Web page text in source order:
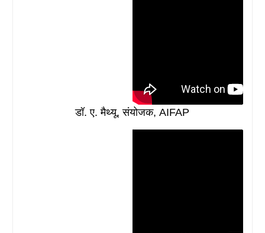
डॉ. ए. मैथ्यू, संयोजक, AIFAP